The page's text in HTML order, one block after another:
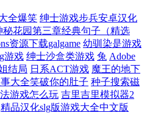
全爆笑 绅士游戏步兵安卓汉化
秘花园第三章经典句子（精选
资源下载galgame 幼驯染是游戏
游戏 绅士沙盒类游戏 兔 Adobe
结局 日系ACT游戏 魔王的地下
大全笑破你的肚子 种子搜索磁
游戏怎么玩 吉里吉里模拟器2
精品汉化slg版游戏大全中文版